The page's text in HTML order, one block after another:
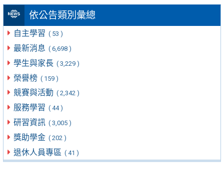
依公告類別彙總
自主學習 ( 53 )
最新消息 ( 6,698 )
學生與家長 ( 3,229 )
榮譽榜 ( 159 )
競賽與活動 ( 2,342 )
服務學習 ( 44 )
研習資訊 ( 3,005 )
獎助學金 ( 202 )
退休人員專區 ( 41 )